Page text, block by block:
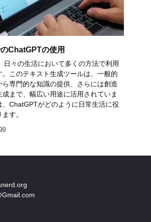
ChatGPTの使用
日々の生活において多くの方法で利用
。このテキスト生成ツールは、一般的
ら専門的な知識の提供、さらには創造
成まで、幅広い用途に活用されていま
、ChatGPTがどのように日常生活に役
す。